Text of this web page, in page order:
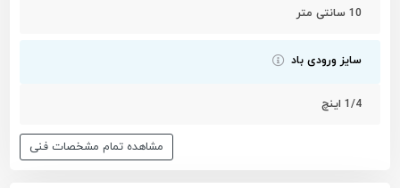
10 سانتی متر
سایز ورودی باد
1/4 اینچ
مشاهده تمام مشخصات فنی